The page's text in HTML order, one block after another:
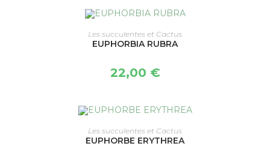
CHOIX DES OPTIONS
Les succulentes et Cactus
EUPHORBIA RUBRA
22,00 €
CHOIX DES OPTIONS
Les succulentes et Cactus
EUPHORBE ERYTHREA